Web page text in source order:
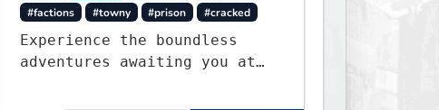
#factions
#towny #prison #cracked
Experience the boundless
adventures awaiting you at